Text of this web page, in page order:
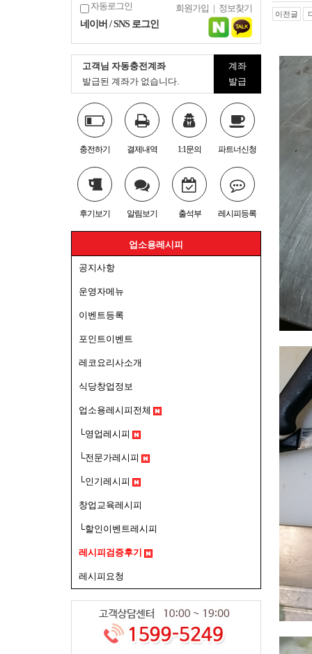
자동로그인 회원가입 | 정보찾기
네이버 / SNS 로그인
고객님 자동충전계좌
발급된 계좌가 없습니다.
계좌
발급
충전하기 결제내역 1:1문의 파트너신청
후기보기 알림보기 출석부 레시피등록
업소용레시피
공지사항
운영자메뉴
이벤트등록
포인트이벤트
레코요리사소개
식당창업정보
업소용레시피전체
└영업레시피
└전문가레시피
└인기레시피
창업교육레시피
└할인이벤트레시피
레시피검증후기
레시피요청
이전글